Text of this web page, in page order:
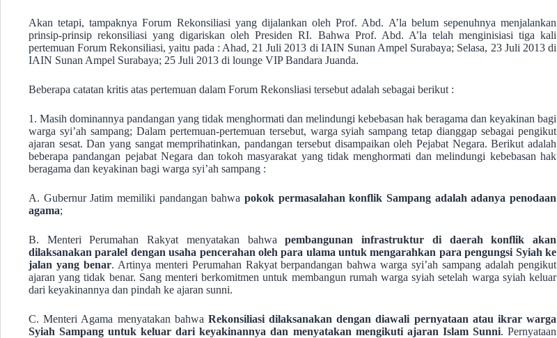
Akan tetapi, tampaknya Forum Rekonsiliasi yang dijalankan oleh Prof. Abd. A’la belum sepenuhnya menjalankan
prinsip-prinsip rekonsiliasi yang digariskan oleh Presiden RI. Bahwa Prof. Abd. A’la telah menginisiasi tiga kali
pertemuan Forum Rekonsiliasi, yaitu pada : Ahad, 21 Juli 2013 di IAIN Sunan Ampel Surabaya; Selasa, 23 Juli 2013 di
IAIN Sunan Ampel Surabaya; 25 Juli 2013 di lounge VIP Bandara Juanda.
Beberapa catatan kritis atas pertemuan dalam Forum Rekonsliasi tersebut adalah sebagai berikut :
1. Masih dominannya pandangan yang tidak menghormati dan melindungi kebebasan hak beragama dan keyakinan bagi
warga syi’ah sampang; Dalam pertemuan-pertemuan tersebut, warga syiah sampang tetap dianggap sebagai pengikut
ajaran sesat. Dan yang sangat memprihatinkan, pandangan tersebut disampaikan oleh Pejabat Negara. Berikut adalah
beberapa pandangan pejabat Negara dan tokoh masyarakat yang tidak menghormati dan melindungi kebebasan hak
beragama dan keyakinan bagi warga syi’ah sampang :
A. Gubernur Jatim memiliki pandangan bahwa pokok permasalahan konflik Sampang adalah adanya penodaan
agama;
B. Menteri Perumahan Rakyat menyatakan bahwapembangunan infrastruktur di daerah konflik akan
dilaksanakan paralel dengan usaha pencerahan oleh para ulama untuk mengarahkan para pengungsi Syiah ke
jalan yang benar. Artinya menteri Perumahan Rakyat berpandangan bahwa warga syi’ah sampang adalah pengikut
ajaran yang tidak benar. Sang menteri berkomitmen untuk membangun rumah warga syiah setelah warga syiah keluar
dari keyakinannya dan pindah ke ajaran sunni.
C. Menteri Agama menyatakan bahwa Rekonsiliasi dilaksanakan dengan diawali pernyataan atau ikrar warga
Syiah Sampang untuk keluar dari keyakinannya dan menyatakan mengikuti ajaran Islam Sunni. Pernyataan